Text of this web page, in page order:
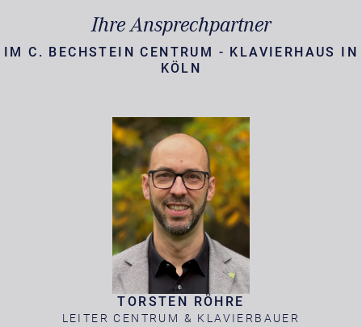
Ihre Ansprechpartner
IM C. BECHSTEIN CENTRUM - KLAVIERHAUS IN
KÖLN
TORSTEN RÖHRE
LEITER CENTRUM & KLAVIERBAUER